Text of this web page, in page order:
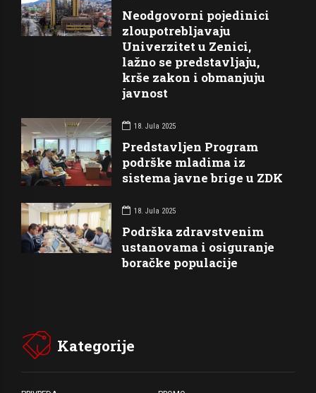
Neodgovorni pojedinici
zloupotrebljavaju
Univerzitet u Zenici,
lažno se predstavljaju,
krše zakon i obmanjuju
javnost
18. Jula 2025
Predstavljen Program
podrške mladima iz
sistema javne brige u ZDK
18. Jula 2025
Podrška zdravstvenim
ustanovama i osiguranje
boračke populacije
Kategorije